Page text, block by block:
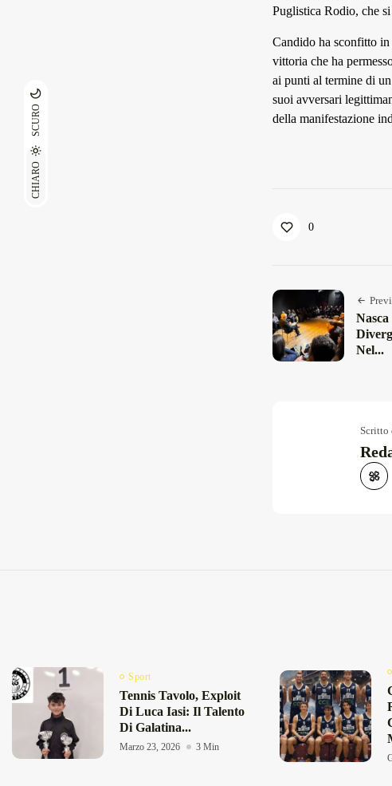
CHIARO
SCURO
Puglistica Rodio, che
Candido ha sconfitto
vittoria che ha
ai punti al termine di
suoi avversari
della manifestazione
0
Nel...
Scritto
Sport
Tennis Tavolo, Exploit
Di Luca Iasi: Il Talento
Di Galatina...
Marzo 23, 2026 3 Min